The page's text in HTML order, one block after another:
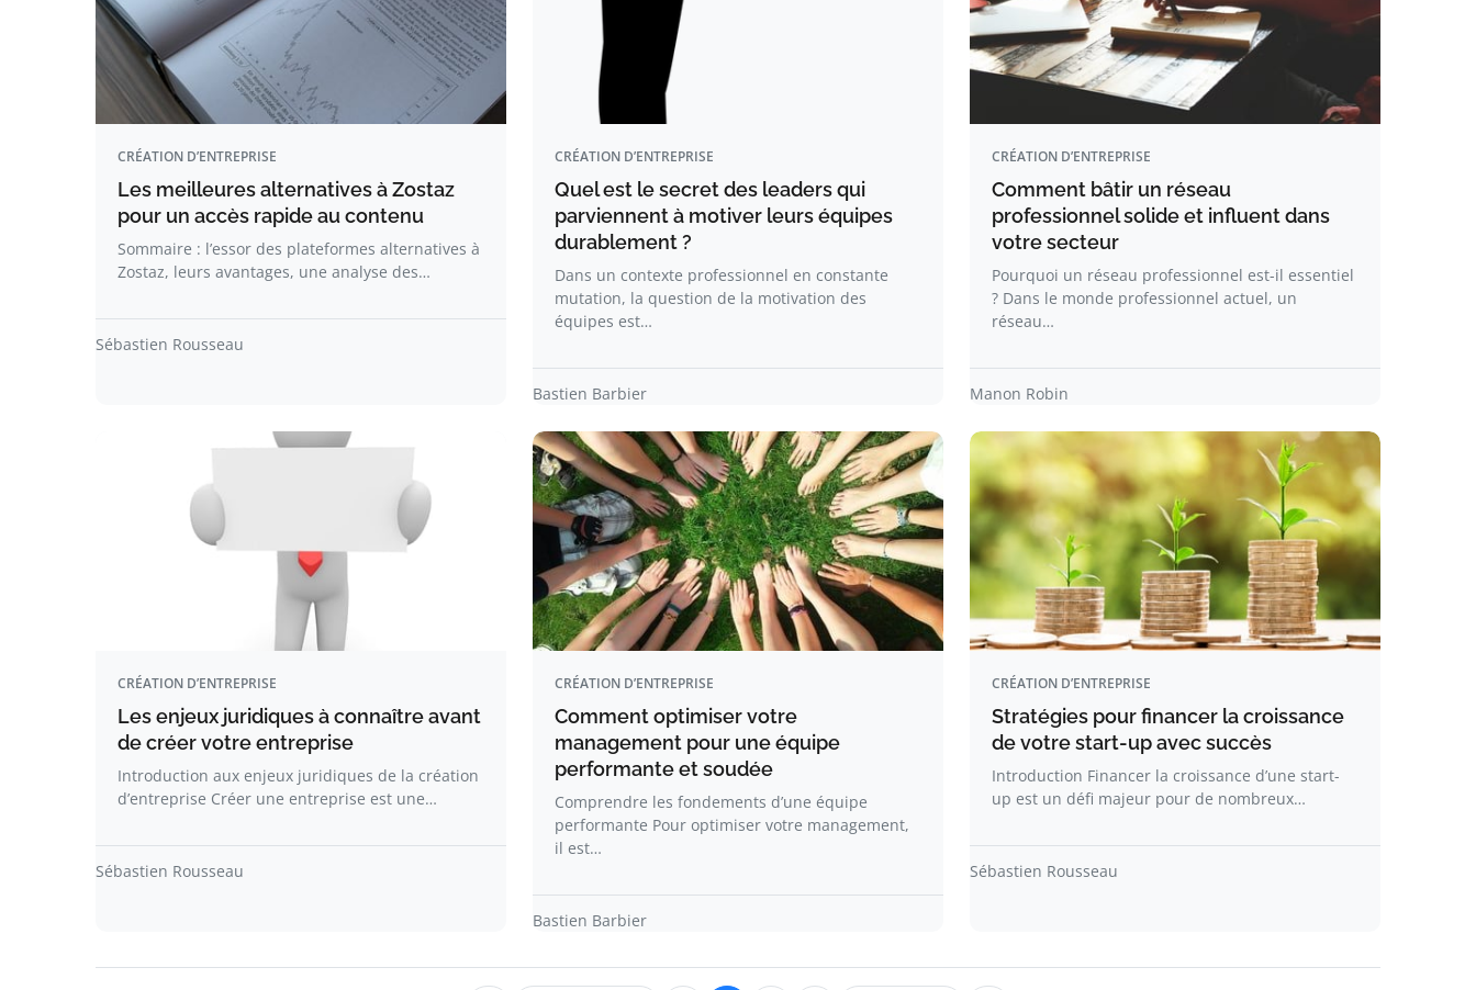
CRÉATION D’ENTREPRISE
Les meilleures alternatives à Zostaz
pour un accès rapide au contenu
Sommaire : l’essor des plateformes alternatives à
Zostaz, leurs avantages, une analyse des…
Sébastien Rousseau
CRÉATION D’ENTREPRISE
Quel est le secret des leaders qui
parviennent à motiver leurs équipes
durablement ?
Dans un contexte professionnel en constante
mutation, la question de la motivation des
équipes est…
Bastien Barbier
CRÉATION D’ENTREPRISE
Comment bâtir un réseau
professionnel solide et influent dans
votre secteur
Pourquoi un réseau professionnel est-il essentiel
? Dans le monde professionnel actuel, un
réseau…
Manon Robin
CRÉATION D’ENTREPRISE
Les enjeux juridiques à connaître avant
de créer votre entreprise
Introduction aux enjeux juridiques de la création
d’entreprise Créer une entreprise est une…
Sébastien Rousseau
CRÉATION D’ENTREPRISE
Comment optimiser votre
management pour une équipe
performante et soudée
Comprendre les fondements d’une équipe
performante Pour optimiser votre management,
il est…
Bastien Barbier
CRÉATION D’ENTREPRISE
Stratégies pour financer la croissance
de votre start-up avec succès
Introduction Financer la croissance d’une start-
up est un défi majeur pour de nombreux…
Sébastien Rousseau